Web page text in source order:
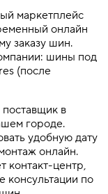
маркетплейс
онлайн
заказу шин.
шины под
(после
в
городе.
удобную дату
онлайн.
контакт-центр,
по